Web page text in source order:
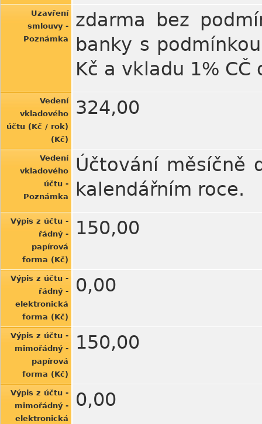
Uzavření
smlouvy -
Poznámka
zdarma bez
banky s
Kč a vkladu 1%
Vedení
vkladového
účtu (Kč / rok)
(Kč)
324,00
Vedení
vkladového
účtu -
Poznámka
Účtování měsíčně
kalendářním roce.
Výpis z účtu -
řádný -
papírová
forma (Kč)
150,00
Výpis z účtu -
řádný -
elektronická
forma (Kč)
0,00
Výpis z účtu -
mimořádný -
papírová
forma (Kč)
150,00
Výpis z účtu -
mimořádný -
elektronická
0,00